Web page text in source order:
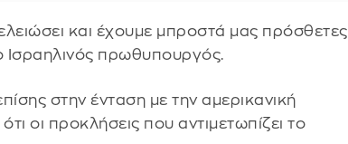
και έχουμε μπροστά μας πρόσθετες
Ισραηλινός πρωθυπουργός.
στην ένταση με την αμερικανική
οι προκλήσεις που αντιμετωπίζει το